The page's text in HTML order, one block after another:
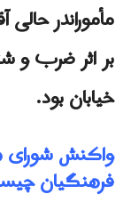
مأموراندر
بر اثر ضرب
خیابان بود.
واكنش
فرهنگیان